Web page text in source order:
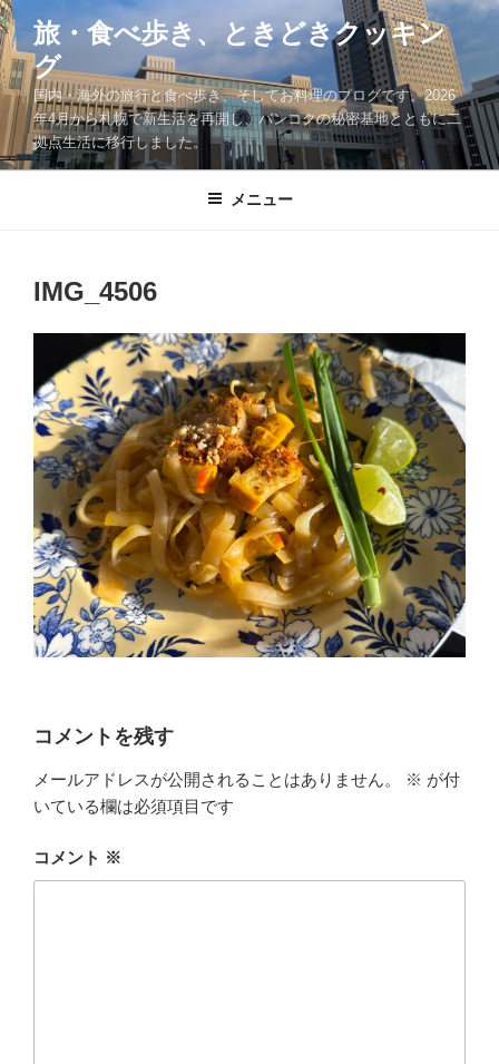
コ
ン
テ
ン
ツ
へ
ス
旅・食べ歩き、ときどきクッキン
グ
国内・海外の旅行と食べ歩き、そしてお料理のブログです。2026
年4月から札幌で新生活を再開し、バンコクの秘密基地とともに二
拠点生活に移行しました。
メニュー
IMG_4506
コメントを残す
メールアドレスが公開されることはありません。 ※ が付
いている欄は必須項目です
コメント ※